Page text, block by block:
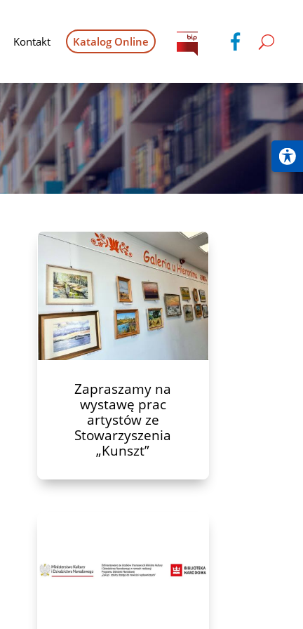
Kontakt Katalog Online
Zapraszamy na
wystawę prac
artystów ze
Stowarzyszenia
„Kunszt”